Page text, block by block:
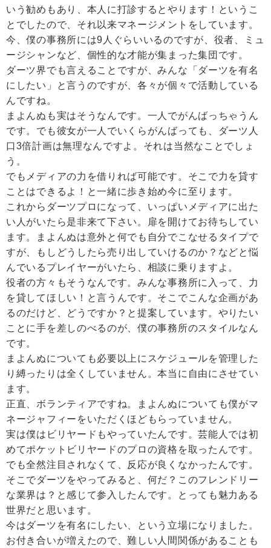
いう勧めもあり、本人に打診するとやります！というこ
とでしたので、それ以来マネージメントをしています。
今、僕の事務所には9人ぐらいいるのですが、役者、ミュ
ージシャンなど、個性的な才能が集まった集団です。
ダーツ界でも言えることですが、みんな「ダーツを有名
にしたい」と言うのですが、各々が個々で活動している
んですね。
まよんぬも実はそうなんです。一人でがんばっちゃうん
です。でも彼女が一人でいくらがんばっても、ダーツ人
口3倍計画は無理なんですよ。それは当然なことでしょ
う。
でもメディアの力を借りれば可能です。そこで力を貸す
ことはできるよ！と一緒に歩き始め今に至ります。
これからダーツプロになって、いっぱいメディアに出た
い人がいたら是非来て下さい。扉を開けてお待ちしてい
ます。まよんぬは意外と何でも自分でこなせるタイプで
すが、もしどうしたら売り出していけるのか？などと悩
んでいるプレイヤーがいたら、相談に乗りますよ。
役者の方々もそうなんです。みんな事務所に入って、力
を貸してほしい！と言うんです。そこでこんな企画があ
るのだけど、どうですか？と提案しています。やりたい
ことに手を差しのべるのが、僕の事務所のスタイルなん
です。
まよんぬについても必要以上にスケジュールを管理した
り縛ったりは全くしていません。本当に自由にさせてい
ます。
正直、ボランティアですね。まよんぬについても僕がマ
ネージャフィーをいただくほどもらっていません。
実は僕はビリヤードもやっていたんです。芸能人では初
めてポケットビリヤードのプロの資格を取ったんです。
でも全然注目されなくて、反応が良くなかったんです。
そこでダーツをやってみると、何だ？このフレンドリー
な業界は？と感じて参入したんです。とっても魅力ある
世界だと思います。
今はダーツを有名にしたい、という立場になりました。
お付き合いが増えたので、難しい人間関係があることも